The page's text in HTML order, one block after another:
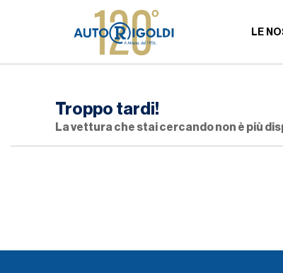
LE
Troppo tardi!
La vettura che stai cercando non è più